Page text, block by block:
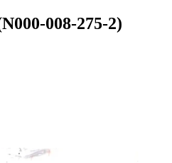
008-275-2)